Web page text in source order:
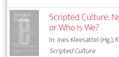
Scripted Culture.
or Who Is We?
In: Ines Kleesattel (Hg.),
Scripted Culture